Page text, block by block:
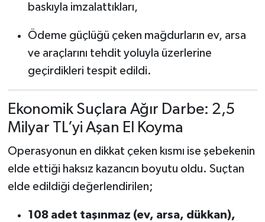
baskıyla imzalattıkları,
Ödeme güçlüğü çeken mağdurların ev, arsa
ve araçlarını tehdit yoluyla üzerlerine
geçirdikleri tespit edildi.
Ekonomik Suçlara Ağır Darbe: 2,5
Milyar TL’yi Aşan El Koyma
Operasyonun en dikkat çeken kısmı ise şebekenin
elde ettiği haksız kazancın boyutu oldu. Suçtan
elde edildiği değerlendirilen;
108 adet taşınmaz (ev, arsa, dükkan),